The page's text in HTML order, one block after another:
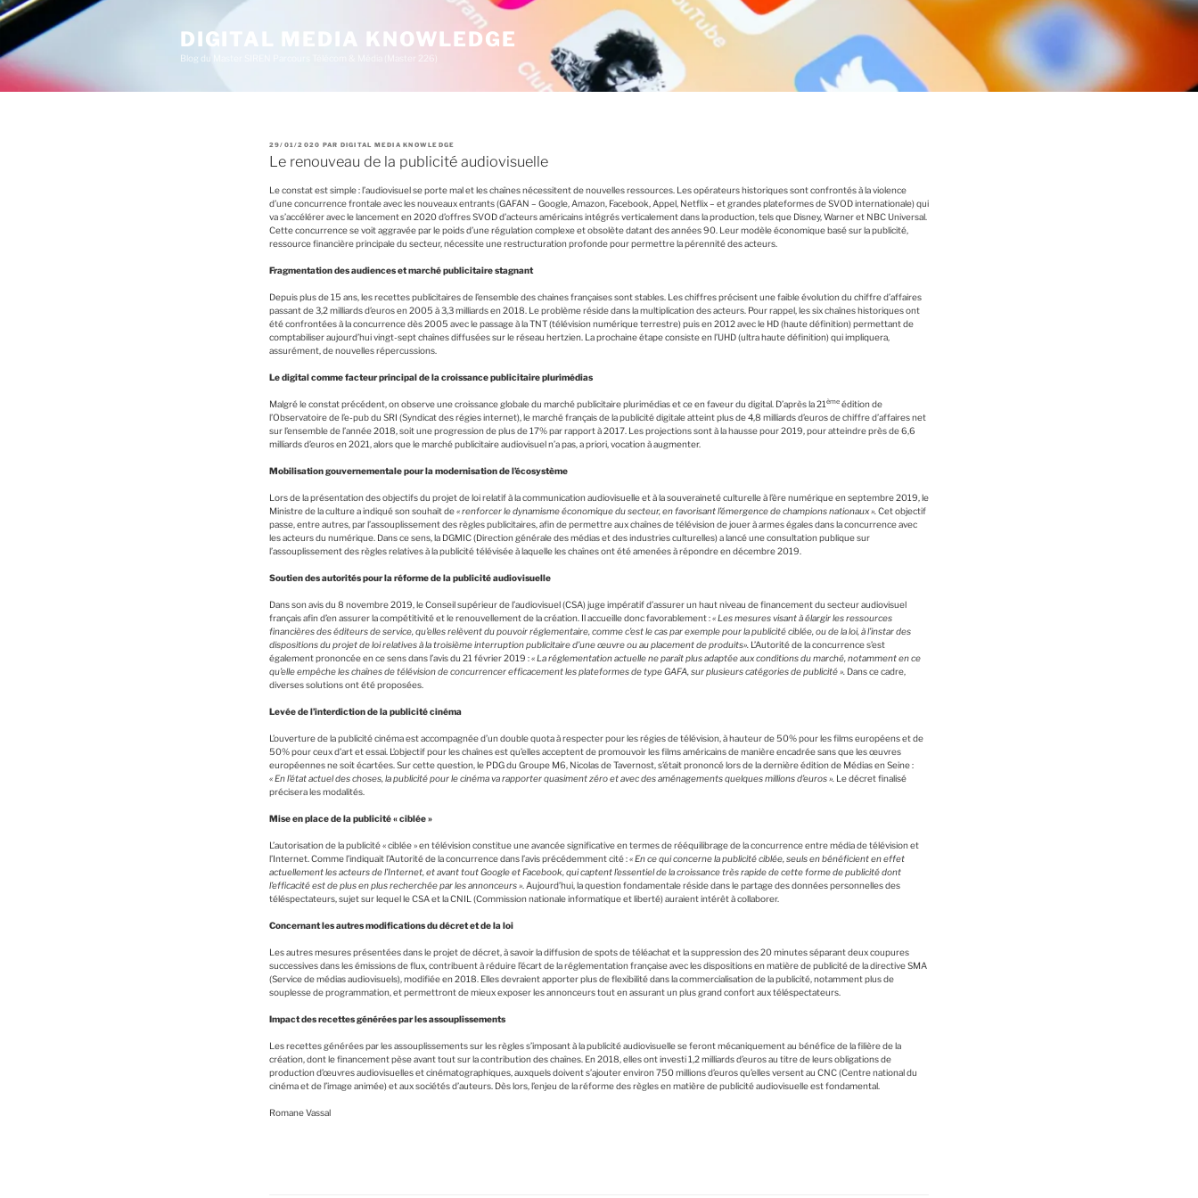
A
l
r
DIGITAL MEDIA KNOWLEDGE
Blog du Master SIREN Parcours Télécom & Média (Master 226)
P
É
E
29/01/2020 PAR DIGITAL MEDIA KNOWLEDGE
Le renouveau de la publicité audiovisuelle
Le constat est simple : l’audiovisuel se porte mal et les chaînes nécessitent de nouvelles ressources. Les opérateurs historiques sont confrontés à la violence
d’une concurrence frontale avec les nouveaux entrants (GAFAN – Google, Amazon, Facebook, Appel, Netflix – et grandes plateformes de SVOD internationale) qui
va s’accélérer avec le lancement en 2020 d’offres SVOD d’acteurs américains intégrés verticalement dans la production, tels que Disney, Warner et NBC Universal.
Cette concurrence se voit aggravée par le poids d’une régulation complexe et obsolète datant des années 90. Leur modèle économique basé sur la publicité,
ressource financière principale du secteur, nécessite une restructuration profonde pour permettre la pérennité des acteurs.
Fragmentation des audiences et marché publicitaire stagnant
Depuis plus de 15 ans, les recettes publicitaires de l’ensemble des chaines françaises sont stables. Les chiffres précisent une faible évolution du chiffre d’affaires
passant de 3,2 milliards d’euros en 2005 à 3,3 milliards en 2018. Le problème réside dans la multiplication des acteurs. Pour rappel, les six chaînes historiques ont
été confrontées à la concurrence dès 2005 avec le passage à la TNT (télévision numérique terrestre) puis en 2012 avec le HD (haute définition) permettant de
comptabiliser aujourd’hui vingt-sept chaînes diffusées sur le réseau hertzien. La prochaine étape consiste en l’UHD (ultra haute définition) qui impliquera,
assurément, de nouvelles répercussions.
Le digital comme facteur principal de la croissance publicitaire plurimédias
Malgré le constat précédent, on observe une croissance globale du marché publicitaire plurimédias et ce en faveur du digital. D’après la 21 ème édition de
l’Observatoire de l’e-pub du SRI (Syndicat des régies internet), le marché français de la publicité digitale atteint plus de 4,8 milliards d’euros de chiffre d’affaires net
sur l’ensemble de l’année 2018, soit une progression de plus de 17% par rapport à 2017. Les projections sont à la hausse pour 2019, pour atteindre près de 6,6
milliards d’euros en 2021, alors que le marché publicitaire audiovisuel n’a pas, a priori, vocation à augmenter.
Mobilisation gouvernementale pour la modernisation de l’écosystème
Lors de la présentation des objectifs du projet de loi relatif à la communication audiovisuelle et à la souveraineté culturelle à l’ère numérique en septembre 2019, le
Ministre de la culture a indiqué son souhait de« renforcer le dynamisme économique du secteur, en favorisant l’émergence de champions nationaux ». Cet objectif
passe, entre autres, par l’assouplissement des règles publicitaires, afin de permettre aux chaînes de télévision de jouer à armes égales dans la concurrence avec
les acteurs du numérique. Dans ce sens, la DGMIC (Direction générale des médias et des industries culturelles) a lancé une consultation publique sur
l’assouplissement des règles relatives à la publicité télévisée à laquelle les chaînes ont été amenées à répondre en décembre 2019.
Soutien des autorités pour la réforme de la publicité audiovisuelle
Dans son avis du 8 novembre 2019, le Conseil supérieur de l’audiovisuel (CSA) juge impératif d’assurer un haut niveau de financement du secteur audiovisuel
français afin d’en assurer la compétitivité et le renouvellement de la création. Il accueille donc favorablement :« Les mesures visant à élargir les ressources
financières des éditeurs de service, qu’elles relèvent du pouvoir réglementaire, comme c’est le cas par exemple pour la publicité ciblée, ou de la loi, à l’instar des
dispositions du projet de loi relatives à la troisième interruption publicitaire d’une œuvre ou au placement de produits». L’Autorité de la concurrence s’est
également prononcée en ce sens dans l’avis du 21 février 2019 :« La réglementation actuelle ne paraît plus adaptée aux conditions du marché, notamment en ce
qu’elle empêche les chaînes de télévision de concurrencer efficacement les plateformes de type GAFA, sur plusieurs catégories de publicité ». Dans ce cadre,
diverses solutions ont été proposées.
Levée de l’interdiction de la publicité cinéma
L’ouverture de la publicité cinéma est accompagnée d’un double quota à respecter pour les régies de télévision, à hauteur de 50% pour les films européens et de
50% pour ceux d’art et essai. L’objectif pour les chaînes est qu’elles acceptent de promouvoir les films américains de manière encadrée sans que les œuvres
européennes ne soit écartées. Sur cette question, le PDG du Groupe M6, Nicolas de Tavernost, s’était prononcé lors de la dernière édition de Médias en Seine :
« En l’état actuel des choses, la publicité pour le cinéma va rapporter quasiment zéro et avec des aménagements quelques millions d’euros ». Le décret finalisé
précisera les modalités.
Mise en place de la publicité « ciblée »
L’autorisation de la publicité « ciblée » en télévision constitue une avancée significative en termes de rééquilibrage de la concurrence entre média de télévision et
l’Internet. Comme l’indiquait l’Autorité de la concurrence dans l’avis précédemment cité :« En ce qui concerne la publicité ciblée, seuls en bénéficient en effet
actuellement les acteurs de l’Internet, et avant tout Google et Facebook, qui captent l’essentiel de la croissance très rapide de cette forme de publicité dont
l’efficacité est de plus en plus recherchée par les annonceurs » . Aujourd’hui, la question fondamentale réside dans le partage des données personnelles des
téléspectateurs, sujet sur lequel le CSA et la CNIL (Commission nationale informatique et liberté) auraient intérêt à collaborer.
Concernant les autres modifications du décret et de la loi
Les autres mesures présentées dans le projet de décret, à savoir la diffusion de spots de téléachat et la suppression des 20 minutes séparant deux coupures
successives dans les émissions de flux, contribuent à réduire l’écart de la réglementation française avec les dispositions en matière de publicité de la directive SMA
(Service de médias audiovisuels), modifiée en 2018. Elles devraient apporter plus de flexibilité dans la commercialisation de la publicité, notamment plus de
souplesse de programmation, et permettront de mieux exposer les annonceurs tout en assurant un plus grand confort aux téléspectateurs.
Impact des recettes générées par les assouplissements
Les recettes générées par les assouplissements sur les règles s’imposant à la publicité audiovisuelle se feront mécaniquement au bénéfice de la filière de la
création, dont le financement pèse avant tout sur la contribution des chaînes. En 2018, elles ont investi 1,2 milliards d’euros au titre de leurs obligations de
production d’œuvres audiovisuelles et cinématographiques, auxquels doivent s’ajouter environ 750 millions d’euros qu’elles versent au CNC (Centre national du
cinéma et de l’image animée) et aux sociétés d’auteurs. Dès lors, l’enjeu de la réforme des règles en matière de publicité audiovisuelle est fondamental.
Romane Vassal